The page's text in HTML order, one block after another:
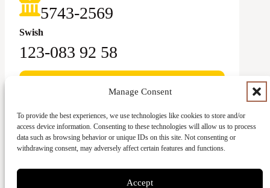
Manage Consent
To provide the best experiences, we use technologies like cookies to store and/or
access device information. Consenting to these technologies will allow us to process
data such as browsing behavior or unique IDs on this site. Not consenting or
withdrawing consent, may adversely affect certain features and functions.
Accept
5743-2569‬
Swish
123-083 92 58
Ge med kort
Kontant
Vattenverksvägen 44, 212 21 Malmö